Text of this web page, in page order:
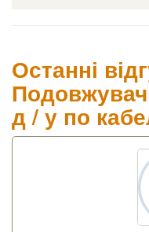
Останні
Подовжувач
д / у по